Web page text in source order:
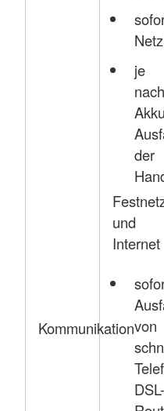
Kommunikation
je
nach
der
und
Internet
von
DSL-